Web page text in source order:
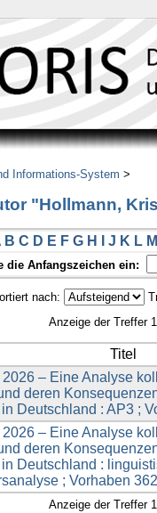
Informations-System >
"Hollmann,
B C D E F G H J K L M
die Anfangszeichen ein:
nach:
Anzeige der Treffer
Titel
– Eine Analyse
deren
Deutschland : AP3 ;
– Eine Analyse
deren
Deutschland :
; Vorhaben
Anzeige der Treffer